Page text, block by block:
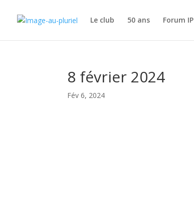
Le club 50 ans Forum IP
8 février 2024
Fév 6, 2024